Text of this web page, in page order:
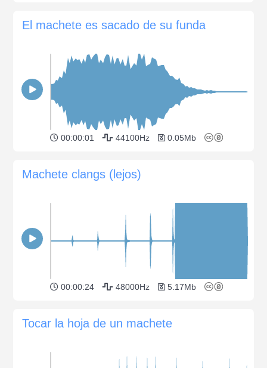
El machete es sacado de su funda
00:00:01 44100Hz 0.05Mb
Machete clangs (lejos)
00:00:24 48000Hz 5.17Mb
Tocar la hoja de un machete